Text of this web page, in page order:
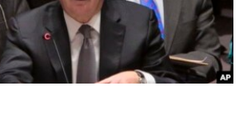
УКРАЇНЦІВ